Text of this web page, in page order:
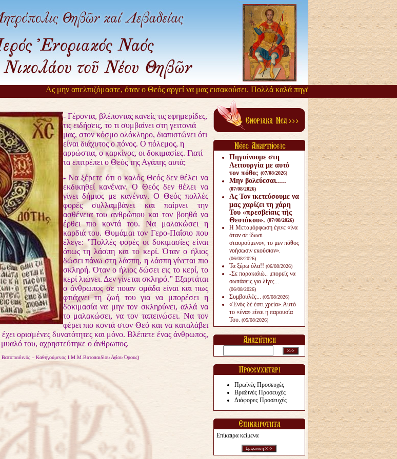
Ας μην απελπιζόμαστε, όταν ο Θεός αργεί να μας εισακούσει. Πολλά καλά πηγάζουν, από την αργοπορία
- Γέροντα, βλέποντας κανείς τις εφημερίδες,
τις ειδήσεις, το τι συμβαίνει στη γειτονιά
μας, στον κόσμο ολόκληρο, διαπιστώνει ότι
είναι διάχυτος ο πόνος. Ο πόλεμος, η
αρρώστια, ο καρκίνος, οι δοκιμασίες. Γιατί
τα επιτρέπει ο Θεός της Αγάπης αυτά;
- Να ξέρετε ότι ο καλός Θεός δεν θέλει να
εκδικηθεί κανέναν. Ο Θεός δεν θέλει να
γίνει δήμιος με κανέναν. Ο Θεός πολλές
φορές συλλαμβάνει και παίρνει την
ασθένεια του ανθρώπου και τον βοηθά να
έρθει πιο κοντά του. Να μαλακώσει η
καρδιά του. Θυμάμαι τον Γερο-Παΐσιο που
έλεγε: ”Πολλές φορές οι δοκιμασίες είναι
όπως τη λάσπη και το κερί. Όταν ο ήλιος
δώσει πάνω στη λάσπη, η λάσπη γίνεται πιο
σκληρή. Όταν ο ήλιος δώσει εις το κερί, το
κερί λιώνει. Δεν γίνεται σκληρό.” Εξαρτάται
ο άνθρωπος σε ποιαν ομάδα είναι και πως
φτιάχνει τη ζωή του για να μπορέσει η
δοκιμασία να μην τον σκληρύνει, αλλά να
το μαλακώσει, να τον ταπεινώσει. Να τον
φέρει πιο κοντά στον Θεό και να καταλάβει
ορισμένες δυνατότητες και μόνο. Βλέπετε ένας άνθρωπος,
μυαλό του, αχρηστεύτηκε ο άνθρωπος.
– Καθηγούμενος Ι.Μ.Μ.Βατοπαιδίου Αγίου Όρους)
Πηγαίνουμε στη
Λειτουργία με αυτό
τον πόθο; (07/08/2026)
Μην βολεύεσαι.....
(07/08/2026)
Ας Τον ικετεύσουμε να
μας χαρίζει τη χάρη
Του «πρεσβείαις τῆς
Θεοτόκου». (07/08/2026)
Η Μεταμόρφωση έγινε «ίνα
όταν σε ίδωσι
σταυρούμενον, το μεν πάθος
νοήσωσιν εκούσιον».
(06/08/2026)
Τα ξέρω όλα!! (06/08/2026)
-Σε παρακαλώ.. μπορείς να
σωπάσεις για λίγο;...
(06/08/2026)
Συμβουλές... (05/08/2026)
«Ἑνὸς δέ ἐστι χρεία».Αυτό
το «ένα» είναι η παρουσία
Του. (05/08/2026)
Πρωϊνές Προσευχές
Βραδινές Προσευχές
Διάφορες Προσευχές
Επίκαιρα κείμενα